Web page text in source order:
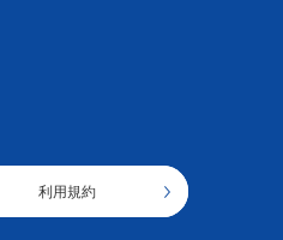
利用規約